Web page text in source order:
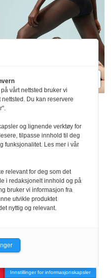
lanserer
aktiv
Innstillinger for informasjonskapsler
vårt nettsted bruker vi
Du kan reservere
og lignende verktøy for
tilpasse innhold til deg
funksjonalitet. Les mer i vår
relevant for deg som det
i redaksjonelt innhold og på
bruker vi informasjon fra
utvikle produktet
nyttig og relevant.